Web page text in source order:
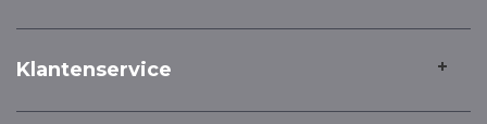
Klantenservice